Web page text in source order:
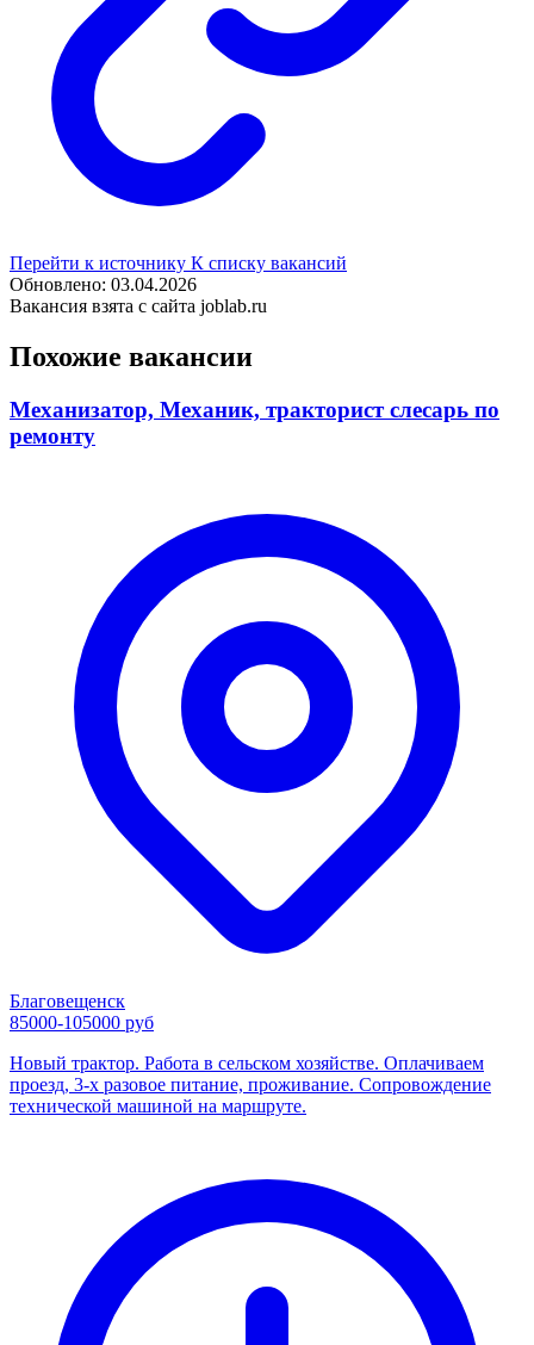
Перейти к источнику К списку вакансий
Обновлено: 03.04.2026
Вакансия взята с сайта joblab.ru
Похожие вакансии
Механизатор, Механик, тракторист слесарь по
ремонту
Благовещенск
85000-105000 руб
Новый трактор. Работа в сельском хозяйстве. Оплачиваем
проезд, 3-х разовое питание, проживание. Сопровождение
технической машиной на маршруте.